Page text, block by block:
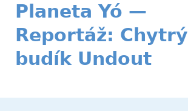
Planeta Yó —
Reportáž: Chytrý
budík Undout